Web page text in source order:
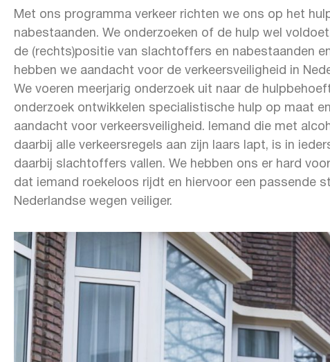
Met ons programma verkeer richten we ons op het
nabestaanden. We onderzoeken of de hulp wel
de (rechts)positie van slachtoffers en nabestaanden
hebben we aandacht voor de verkeersveiligheid in
We voeren meerjarig onderzoek uit naar de
onderzoek ontwikkelen specialistische hulp op maat
aandacht voor verkeersveiligheid. Iemand die met
daarbij alle verkeersregels aan zijn laars lapt, is in
daarbij slachtoffers vallen. We hebben ons er hard
dat iemand roekeloos rijdt en hiervoor een passende
Nederlandse wegen veiliger.